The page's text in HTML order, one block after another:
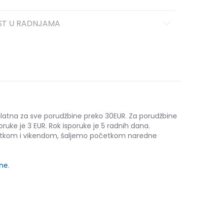
U RADNJAMA
za sve porudžbine preko 30EUR. Za porudžbine
je 3 EUR. Rok isporuke je 5 radnih dana.
i vikendom, šaljemo početkom naredne
.